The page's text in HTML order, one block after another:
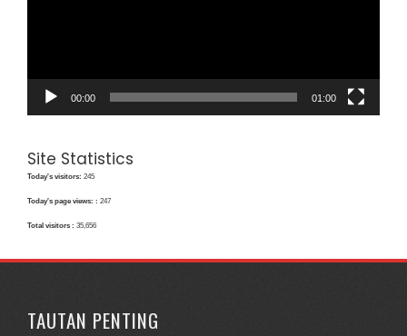
00:00 01:00
Site Statistics
Today's visitors: 245
Today's page views: : 247
Total visitors : 35,656
TAUTAN PENTING